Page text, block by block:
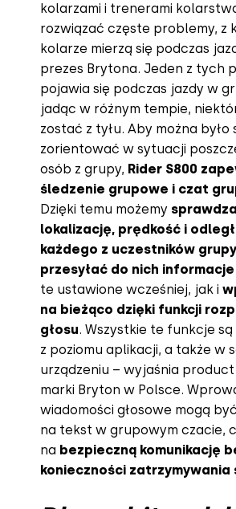
kolarzami i trenerami
rozwiązać częste problemy, z
kolarze mierzą się podczas
prezes Brytona. Jeden z tych
pojawia się podczas jazdy w
jadąc w różnym tempie,
zostać z tyłu. Aby można było
zorientować w sytuacji
osób z grupy, Rider S800
śledzenie grupowe i czat
Dzięki temu możemy
lokalizację, prędkość i
każdego z uczestników grupy
przesyłać do nich informacje
te ustawione wcześniej, jak i
na bieżąco dzięki funkcji
głosu. Wszystkie te funkcje
z poziomu aplikacji, a także w
urządzeniu – wyjaśnia
marki Bryton w Polsce.
wiadomości głosowe mogą
na tekst w grupowym czacie,
na bezpieczną komunikację
konieczności zatrzymywania